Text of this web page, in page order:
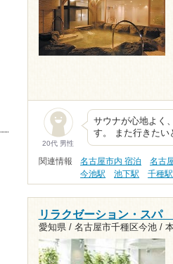
20代 男性
サウナが心地よく
す。 また行きたい
関連情報 名古屋市内 宿泊 名古
今池駅
池下駅 千種駅
リラクゼーション・スパ
愛知県 / 名古屋市千種区今池 /